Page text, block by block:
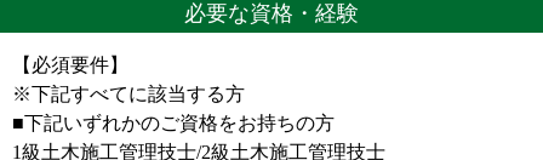
必要な資格・経験
【必須要件】
※下記すべてに該当する方
■下記いずれかのご資格をお持ちの方
1級土木施工管理技士/2級土木施工管理技士